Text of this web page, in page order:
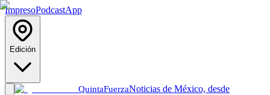
ImpresoPodcastApp
Edición
QuintaFuerzaNoticias de México, desde